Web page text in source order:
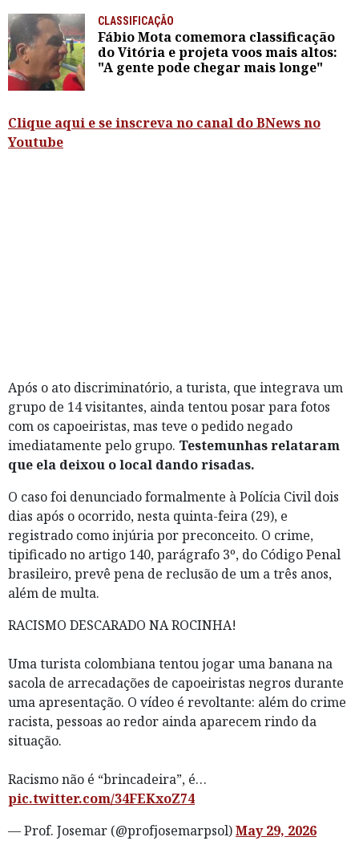
CLASSIFICAÇÃO
Fábio Mota comemora classificação
do Vitória e projeta voos mais altos:
"A gente pode chegar mais longe"
Clique aqui e se inscreva no canal do BNews no
Youtube
Após o ato discriminatório, a turista, que integrava um
grupo de 14 visitantes, ainda tentou posar para fotos
com os capoeiristas, mas teve o pedido negado
imediatamente pelo grupo. Testemunhas relataram
que ela deixou o local dando risadas.
O caso foi denunciado formalmente à Polícia Civil dois
dias após o ocorrido, nesta quinta-feira (29), e
registrado como injúria por preconceito. O crime,
tipificado no artigo 140, parágrafo 3º, do Código Penal
brasileiro, prevê pena de reclusão de um a três anos,
além de multa.
RACISMO DESCARADO NA ROCINHA!
Uma turista colombiana tentou jogar uma banana na
sacola de arrecadações de capoeiristas negros durante
uma apresentação. O vídeo é revoltante: além do crime
racista, pessoas ao redor ainda aparecem rindo da
situação.
Racismo não é “brincadeira”, é…
pic.twitter.com/34FEKxoZ74
— Prof. Josemar (@profjosemarpsol)May 29, 2026